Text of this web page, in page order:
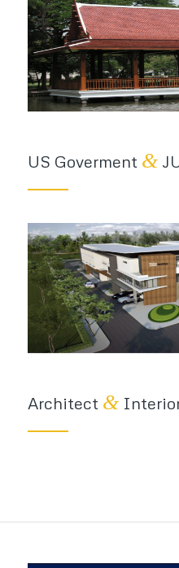
US Goverment &
Architect &